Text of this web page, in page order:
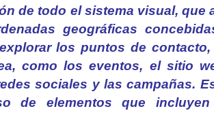
de todo el sistema visual, que
geográficas
los puntos de
como los eventos, el sitio
sociales y las campañas.
de elementos que incluyen